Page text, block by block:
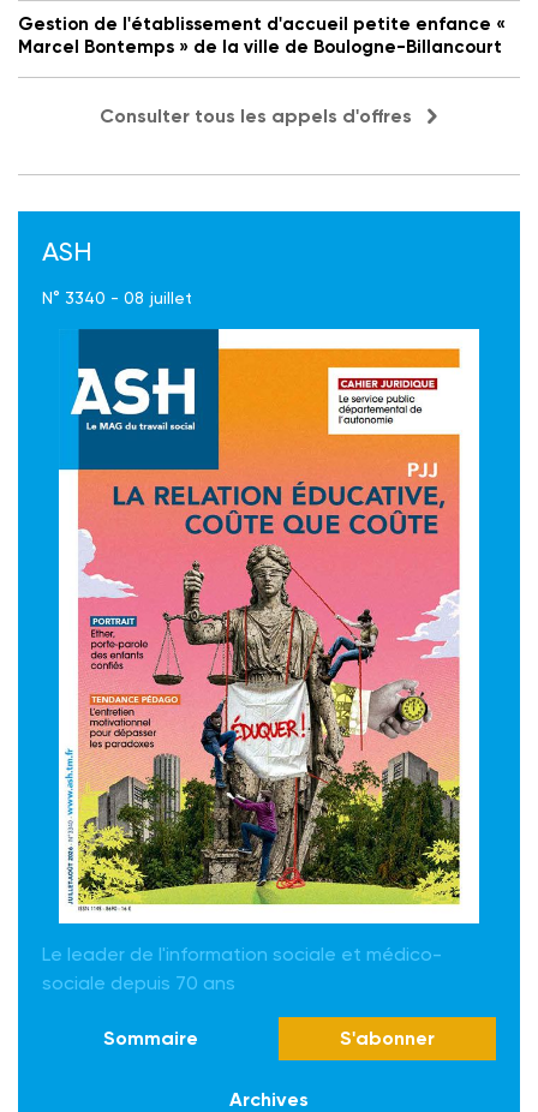
Gestion de l'établissement d'accueil petite enfance «
Marcel Bontemps » de la ville de Boulogne-Billancourt
Consulter tous les appels d'offres
ASH
N° 3340 - 08 juillet
Le leader de l'information sociale et médico-
sociale depuis 70 ans
Sommaire S'abonner
Archives